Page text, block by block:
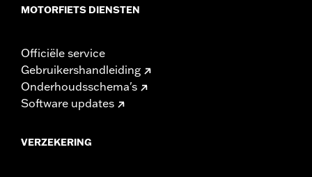
MOTORFIETS DIENSTEN
Officiële service
Gebruikershandleiding
Onderhoudsschema's
Software updates
VERZEKERING